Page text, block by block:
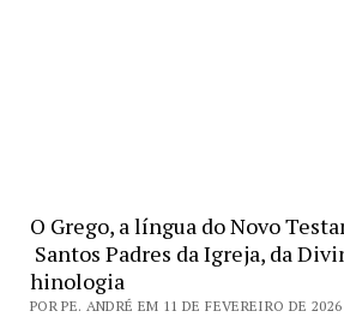
O Grego, a língua do Novo
Santos Padres da Igreja, da
hinologia
POR PE. ANDRÉ EM 11 DE FEVEREIRO DE